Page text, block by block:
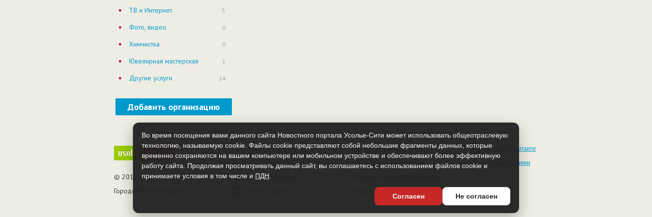
ТВ и Интернет 5
Фото, видео 0
Химчистка 0
Ювелирная мастерская 1
Другие услуги 14
Добавить организацию
Во время посещения вами данного сайта Новостного портала Усолье-Сити может использовать общеотраслевую
технологию, называемую cookie. Файлы cookie представляют собой небольшие фрагменты данных, которые
временно сохраняются на вашем компьютере или мобильном устройстве и обеспечивают более эффективную
работу сайта. Продолжая просматривать данный сайт, вы соглашаетесь с использованием файлов cookie и
принимаете условия в том числе и ПДН
Согласен Не согласен
usolie citi.ru
© 2016-2026 usolie-citi.ru
Городской путеводитель
Последние комментарии
RSS лента новостей
Правила пользования
Как пользоваться usolie-siti
Контактная информация
Политика ПДН
Группа ВКонтакте
Одноклассники